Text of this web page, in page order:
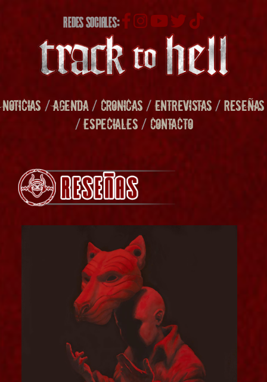
REDES SOCIALES:
NOTICIAS /AGENDA/ CRONICAS/ENTREVISTAS/RESEÑAS
/ESPECIALES/ CONTACTO